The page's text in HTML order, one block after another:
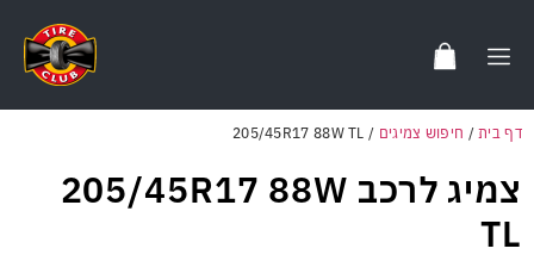
דף בית/ חיפוש צמיגים /
205/45R17 88W TL
צמיג לרכב 205/45R17 88W
TL